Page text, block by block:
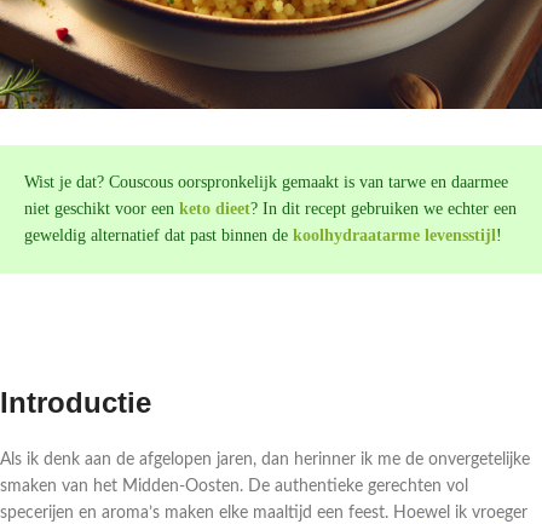
Wist je dat? Couscous oorspronkelijk gemaakt is van tarwe en daarmee
niet geschikt voor een keto dieet? In dit recept gebruiken we echter een
geweldig alternatief dat past binnen de koolhydraatarme levensstijl!
Introductie
Als ik denk aan de afgelopen jaren, dan herinner ik me de onvergetelijke
smaken van het Midden-Oosten. De authentieke gerechten vol
specerijen en aroma’s maken elke maaltijd een feest. Hoewel ik vroeger